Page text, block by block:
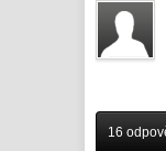
16